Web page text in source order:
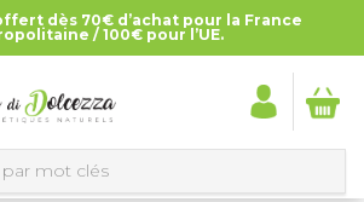
dès 70€ d’achat pour la France
/ 100€ pour l’UE.
LES PRODUITS